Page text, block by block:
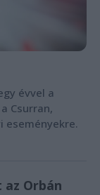
évvel a
Csurran,
eseményekre.
Orbán